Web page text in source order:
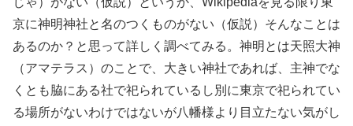
京に神明神社と名のつくものがない（仮説）そんなことは
あるのか？と思って詳しく調べてみる。神明とは天照大神
（アマテラス）のことで、大きい神社であれば、主神でな
くとも脇にある社で祀られているし別に東京で祀られてい
る場所がないわけではないが八幡様より目立たない気がし